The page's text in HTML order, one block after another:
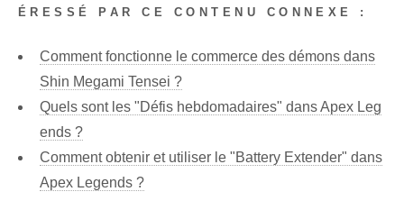
ÉRESSÉ PAR CE CONTENU CONNEXE :
Comment fonctionne le commerce des démons dans
Shin Megami Tensei ?
Quels sont les "Défis hebdomadaires" dans Apex Leg
ends ?
Comment obtenir et utiliser le "Battery Extender" dans
Apex Legends ?